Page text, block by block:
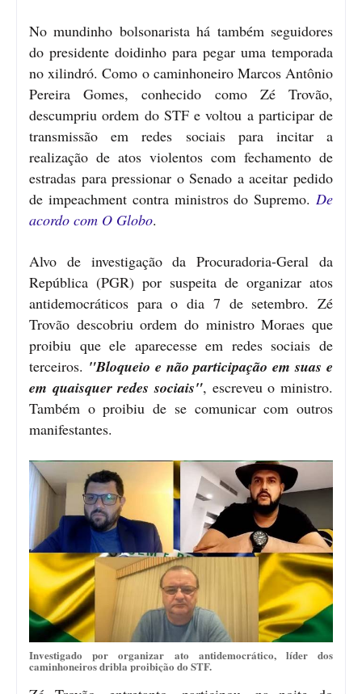
No mundinho bolsonarista há também seguidores
do presidente doidinho para pegar uma temporada
no xilindró. Como o caminhoneiro Marcos Antônio
Pereira Gomes, conhecido como Zé Trovão,
descumpriu ordem do STF e voltou a participar de
transmissão em redes sociais para incitar a
realização de atos violentos com fechamento de
estradas para pressionar o Senado a aceitar pedido
de impeachment contra ministros do Supremo. De
acordo com O Globo.
Alvo de investigação da Procuradoria-Geral da
República (PGR) por suspeita de organizar atos
antidemocráticos para o dia 7 de setembro. Zé
Trovão descobriu ordem do ministro Moraes que
proibiu que ele aparecesse em redes sociais de
terceiros. "Bloqueio e não participação em suas e
em quaisquer redes sociais", escreveu o ministro.
Também o proibiu de se comunicar com outros
manifestantes.
Investigado por organizar ato antidemocrático, líder dos
caminhoneiros dribla proibição do STF.